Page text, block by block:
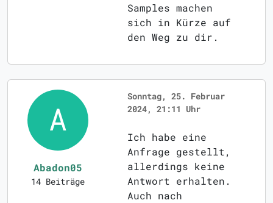
Samples machen
sich in Kürze auf
den Weg zu dir.
Abadon05
14 Beiträge
Sonntag, 25. Februar
2024, 21:11 Uhr
Ich habe eine
Anfrage gestellt,
allerdings keine
Antwort erhalten.
Auch nach